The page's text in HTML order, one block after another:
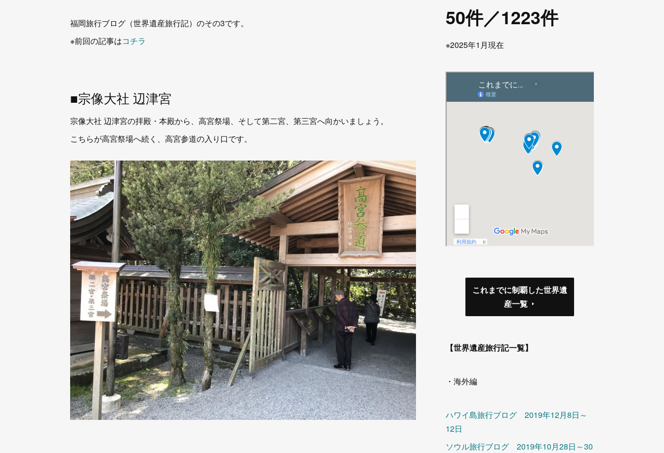
福岡旅行ブログ（世界遺産旅行記）のその3です。
※前回の記事はコチラ
■宗像大社 辺津宮
宗像大社 辺津宮の拝殿・本殿から、高宮祭場、そして第二宮、第三宮へ向かいましょう。
こちらが高宮祭場へ続く、高宮参道の入り口です。
50件／1223件
※2025年1月現在
これまでに制覇した世界遺
産一覧
【世界遺産旅行記一覧】
・海外編
ハワイ島旅行ブログ 2019年12月8日～
12日
ソウル旅行ブログ 2019年10月28日～30